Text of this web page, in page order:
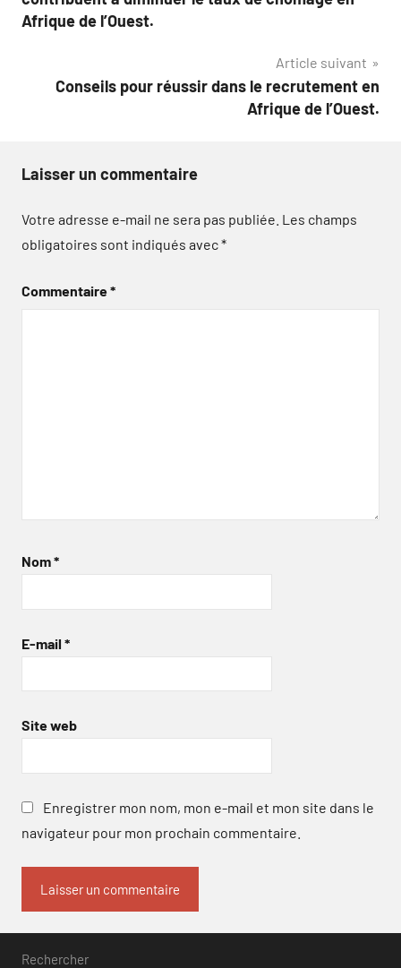
l’article
Afrique de l’Ouest.
Article suivant
Conseils pour réussir dans le recrutement en
Afrique de l’Ouest.
Laisser un commentaire
Votre adresse e-mail ne sera pas publiée. Les champs
obligatoires sont indiqués avec*
Commentaire*
Nom*
E-mail *
Site web
Enregistrer mon nom, mon e-mail et mon site dans le
navigateur pour mon prochain commentaire.
Rechercher